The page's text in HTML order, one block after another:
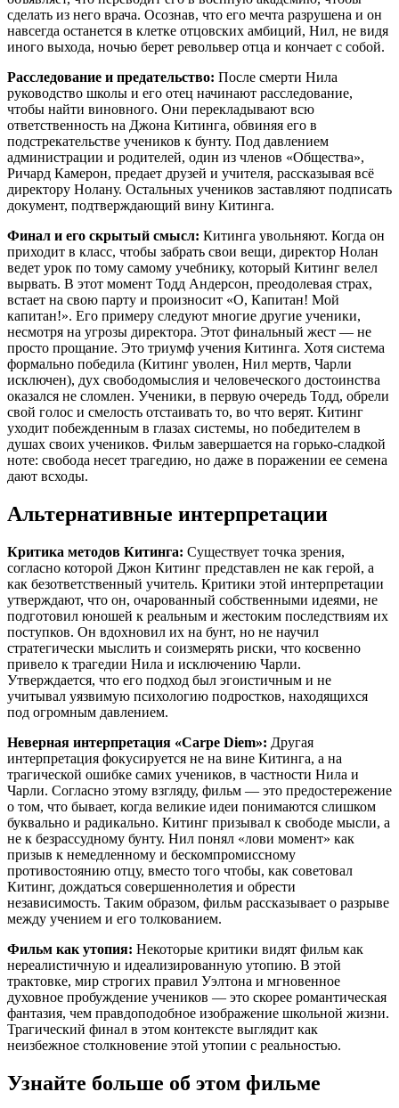
сделать из него врача. Осознав, что его мечта разрушена и он
навсегда останется в клетке отцовских амбиций, Нил, не видя
иного выхода, ночью берет револьвер отца и кончает с собой.
Расследование и предательство: После смерти Нила
руководство школы и его отец начинают расследование,
чтобы найти виновного. Они перекладывают всю
ответственность на Джона Китинга, обвиняя его в
подстрекательстве учеников к бунту. Под давлением
администрации и родителей, один из членов «Общества»,
Ричард Камерон, предает друзей и учителя, рассказывая всё
директору Нолану. Остальных учеников заставляют подписать
документ, подтверждающий вину Китинга.
Финал и его скрытый смысл: Китинга увольняют. Когда он
приходит в класс, чтобы забрать свои вещи, директор Нолан
ведет урок по тому самому учебнику, который Китинг велел
вырвать. В этот момент Тодд Андерсон, преодолевая страх,
встает на свою парту и произносит «О, Капитан! Мой
капитан!». Его примеру следуют многие другие ученики,
несмотря на угрозы директора. Этот финальный жест — не
просто прощание. Это триумф учения Китинга. Хотя система
формально победила (Китинг уволен, Нил мертв, Чарли
исключен), дух свободомыслия и человеческого достоинства
оказался не сломлен. Ученики, в первую очередь Тодд, обрели
свой голос и смелость отстаивать то, во что верят. Китинг
уходит побежденным в глазах системы, но победителем в
душах своих учеников. Фильм завершается на горько-сладкой
ноте: свобода несет трагедию, но даже в поражении ее семена
дают всходы.
Альтернативные интерпретации
Критика методов Китинга: Существует точка зрения,
согласно которой Джон Китинг представлен не как герой, а
как безответственный учитель. Критики этой интерпретации
утверждают, что он, очарованный собственными идеями, не
подготовил юношей к реальным и жестоким последствиям их
поступков. Он вдохновил их на бунт, но не научил
стратегически мыслить и соизмерять риски, что косвенно
привело к трагедии Нила и исключению Чарли.
Утверждается, что его подход был эгоистичным и не
учитывал уязвимую психологию подростков, находящихся
под огромным давлением.
Неверная интерпретация «Carpe Diem»: Другая
интерпретация фокусируется не на вине Китинга, а на
трагической ошибке самих учеников, в частности Нила и
Чарли. Согласно этому взгляду, фильм — это предостережение
о том, что бывает, когда великие идеи понимаются слишком
буквально и радикально. Китинг призывал к свободе мысли, а
не к безрассудному бунту. Нил понял «лови момент» как
призыв к немедленному и бескомпромиссному
противостоянию отцу, вместо того чтобы, как советовал
Китинг, дождаться совершеннолетия и обрести
независимость. Таким образом, фильм рассказывает о разрыве
между учением и его толкованием.
Фильм как утопия: Некоторые критики видят фильм как
нереалистичную и идеализированную утопию. В этой
трактовке, мир строгих правил Уэлтона и мгновенное
духовное пробуждение учеников — это скорее романтическая
фантазия, чем правдоподобное изображение школьной жизни.
Трагический финал в этом контексте выглядит как
неизбежное столкновение этой утопии с реальностью.
Узнайте больше об этом фильме